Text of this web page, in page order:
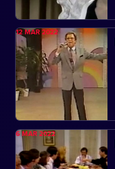
12 MAR 2022
6 MAR 2022